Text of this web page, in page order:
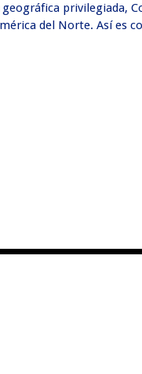
privilegiada,
del Norte. Así es